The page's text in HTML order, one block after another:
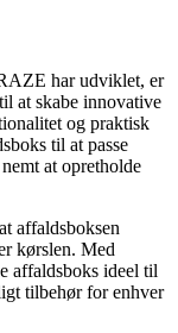
har udviklet, er
at skabe innovative
og praktisk
til at passe
at opretholde
affaldsboksen
kørslen. Med
affaldsboks ideel til
tilbehør for enhver